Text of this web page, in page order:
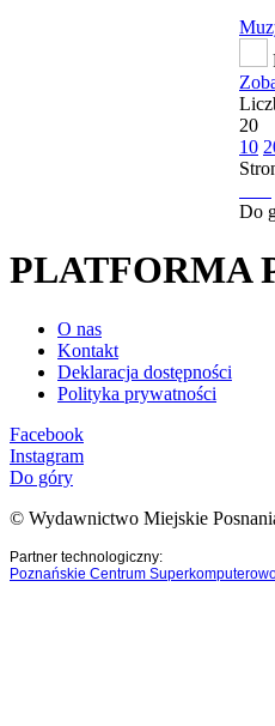
20
10
Do
PLATFORMA
O nas
Kontakt
Deklaracja dostępności
Polityka prywatności
Facebook
Instagram
Do góry
© Wydawnictwo Miejskie
Partner technologiczny:
Poznańskie Centrum